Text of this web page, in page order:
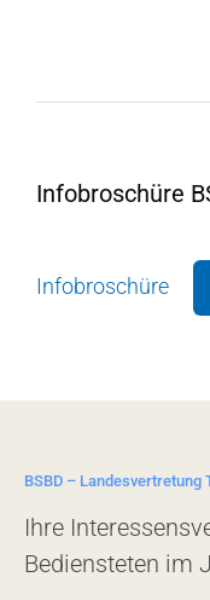
Infobroschüre
Infobroschüre
BSBD – Landesvertretung
Ihre
Bediensteten im